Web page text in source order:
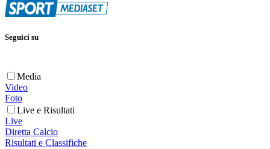
Seguici su
Media
Video
Foto
Live e Risultati
Live
Diretta Calcio
Risultati e Classifiche